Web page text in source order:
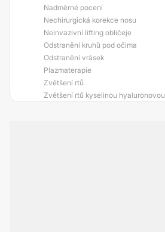
Nadměrné pocení
Nechirurgická korekce nosu
Neinvazivní lifting obličeje
Odstranění kruhů pod očima
Odstranění vrásek
Plazmaterapie
Zvětšení rtů
Zvětšení rtů kyselinou hyaluronovou